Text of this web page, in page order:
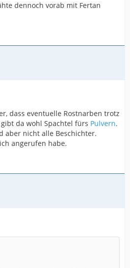
dennoch vorab mit Fertan
dass eventuelle Rostnarben trotz
da wohl Spachtel fürs Pulvern.
aber nicht alle Beschichter.
angerufen habe.